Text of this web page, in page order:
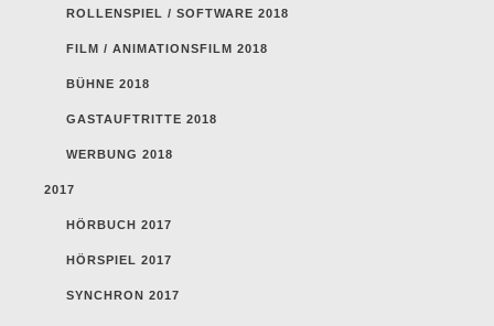
ROLLENSPIEL / SOFTWARE 2018
FILM / ANIMATIONSFILM 2018
BÜHNE 2018
GASTAUFTRITTE 2018
WERBUNG 2018
2017
HÖRBUCH 2017
HÖRSPIEL 2017
SYNCHRON 2017